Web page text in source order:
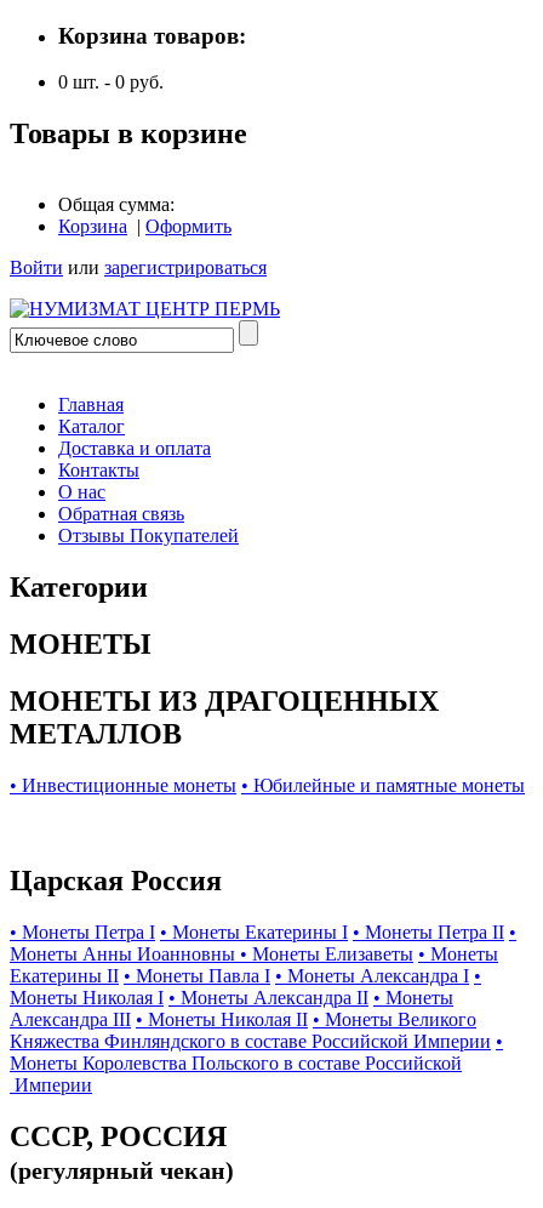
Корзина товаров:
0 шт. - 0 руб.
Товары в корзине
Общая сумма:
Корзина | Оформить
Войти или зарегистрироваться
Главная
Каталог
Доставка и оплата
Контакты
О нас
Обратная связь
Отзывы Покупателей
Категории
МОНЕТЫ
МОНЕТЫ ИЗ ДРАГОЦЕННЫХ
МЕТАЛЛОВ
• Инвестиционные монеты • Юбилейные и памятные монеты
Царская Россия
• Монеты Петра I • Монеты Екатерины I • Монеты Петра II •
Монеты Анны Иоанновны • Монеты Елизаветы • Монеты
Екатерины II • Монеты Павла I • Монеты Александра I •
Монеты Николая I • Монеты Александра II • Монеты
Александра III • Монеты Николая II • Монеты Великого
Княжества Финляндского в составе Российской Империи •
Монеты Королевства Польского в составе Российской
Империи
СССР, РОССИЯ
(регулярный чекан)